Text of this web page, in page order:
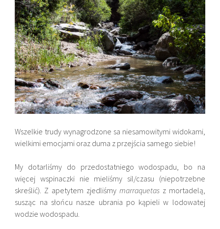
Wszelkie trudy wynagrodzone sa niesamowitymi widokami,
wielkimi emocjami oraz duma z przejścia samego siebie!
My dotarliśmy do przedostatniego wodospadu, bo na
więcej wspinaczki nie mieliśmy sil/czasu (niepotrzebne
skreślić). Z apetytem zjedliśmy marraquetasz mortadelą,
susząc na słońcu nasze ubrania po kąpieli w lodowatej
wodzie wodospadu.